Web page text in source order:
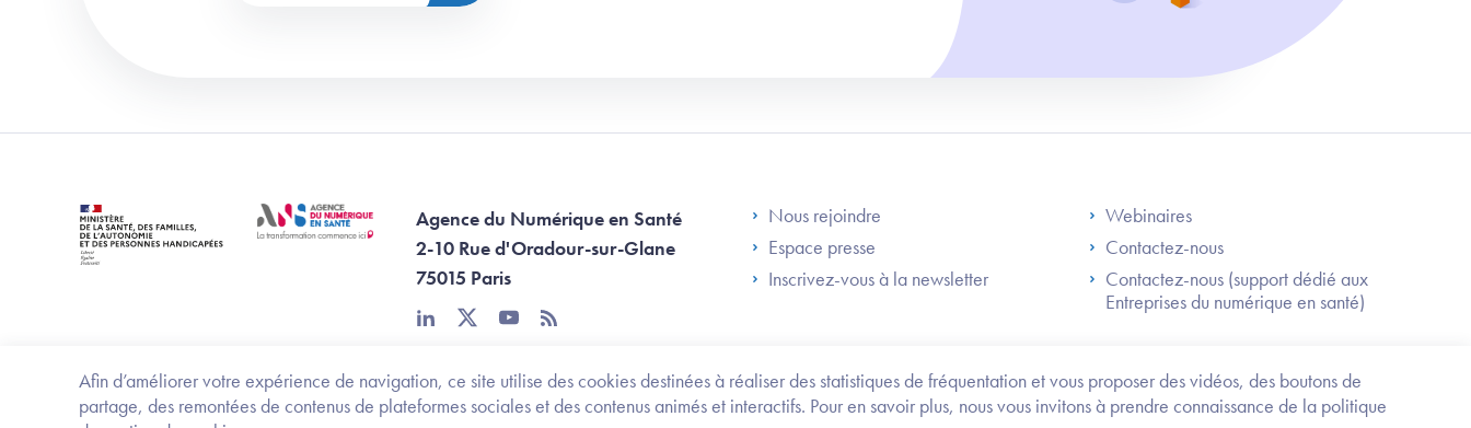
Afin d’améliorer votre expérience de navigation, ce site utilise des cookies destinées à réaliser des statistiques de fréquentation et vous proposer des vidéos, des boutons de
partage, des remontées de contenus de plateformes sociales et des contenus animés et interactifs. Pour en savoir plus, nous vous invitons à prendre connaissance de la politiqueTrouvez
Agence du Numérique en Santé
2-10 Rue d'Oradour-sur-Glane
75015 Paris
linkedintwitteryoutube
rss
Footer Left ANS
Nous rejoindre
Espace presse
Inscrivez-vous à la newsletter
Footer Right ANS
Webinaires
Contactez-nous
Contactez-nous (support dédié aux
Entreprises du numérique en santé)